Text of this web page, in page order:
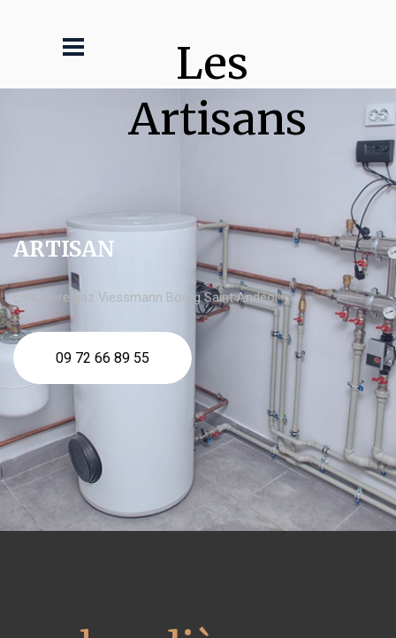
Les
Artisans
ARTISAN
chaudière gaz Viessmann Bourg Saint Andéol
09 72 66 89 55